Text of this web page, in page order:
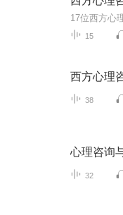
17位西方心
15
西方心理
38
心理咨询
32